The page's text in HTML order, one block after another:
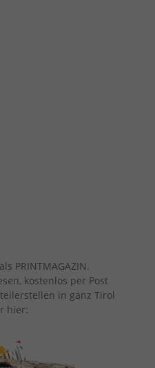
PRINTMAGAZIN.
kostenlos per Post
in ganz Tirol
hier: